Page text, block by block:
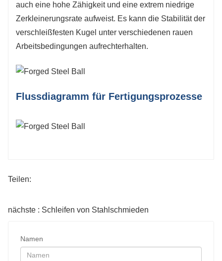
auch eine hohe Zähigkeit und eine extrem niedrige
Zerkleinerungsrate aufweist. Es kann die Stabilität der
verschleißfesten Kugel unter verschiedenen rauen
Arbeitsbedingungen aufrechterhalten.
Flussdiagramm für Fertigungsprozesse
Teilen:
nächste : Schleifen von Stahlschmieden
Namen